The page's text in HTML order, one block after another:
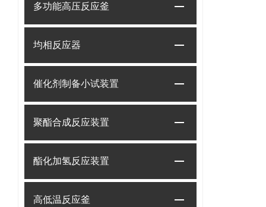
多功能高压反应釜
均相反应器
催化剂制备小试装置
聚酯合成反应装置
酯化加氢反应装置
高低温反应釜